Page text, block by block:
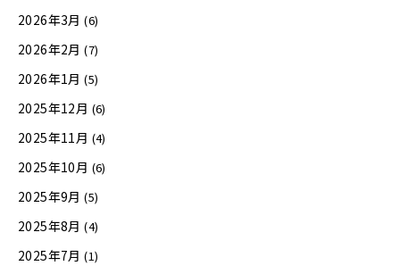
2026年3月 (6)
2026年2月 (7)
2026年1月 (5)
2025年12月 (6)
2025年11月 (4)
2025年10月 (6)
2025年9月 (5)
2025年8月 (4)
2025年7月 (1)